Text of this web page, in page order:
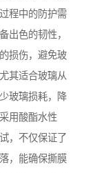
程中的防护需
出色的韧性，
损伤，避免玻
其适合玻璃从
玻璃损耗，降
用酸酯水性
，不仅保证了
，能确保撕膜